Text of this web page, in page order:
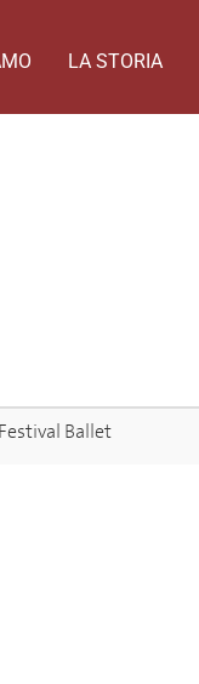
LA STORIA
Ballet